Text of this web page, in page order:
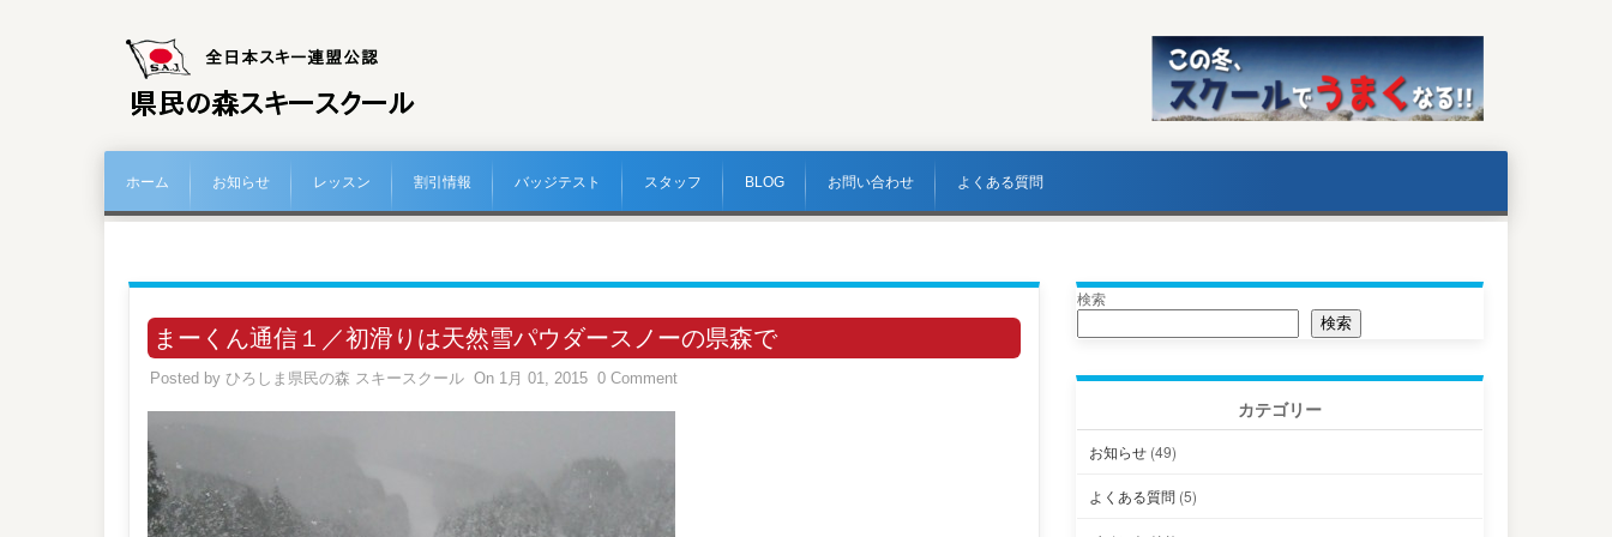
ホーム お知らせ レッスン 割引情報 バッジテスト スタッフ BLOG お問い合わせ よくある質問
まーくん通信１／初滑りは天然雪パウダースノーの県森で
Posted by ひろしま県民の森 スキースクール On 1月 01, 2015 0 Comment
検索
検索
カテゴリー
お知らせ (49)
よくある質問 (5)